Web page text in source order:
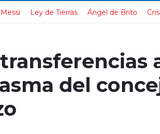
Ley de Tierras Ángel de Brito
del